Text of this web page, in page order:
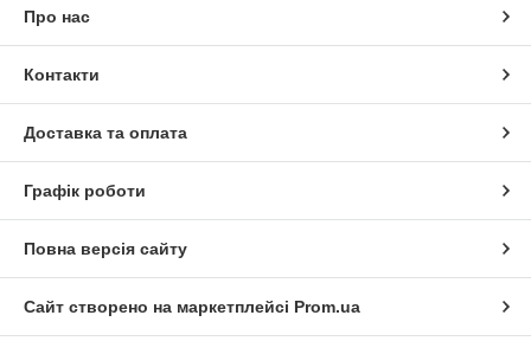
Про нас
Контакти
Доставка та оплата
Графік роботи
Повна версія сайту
Сайт створено на маркетплейсі Prom.ua